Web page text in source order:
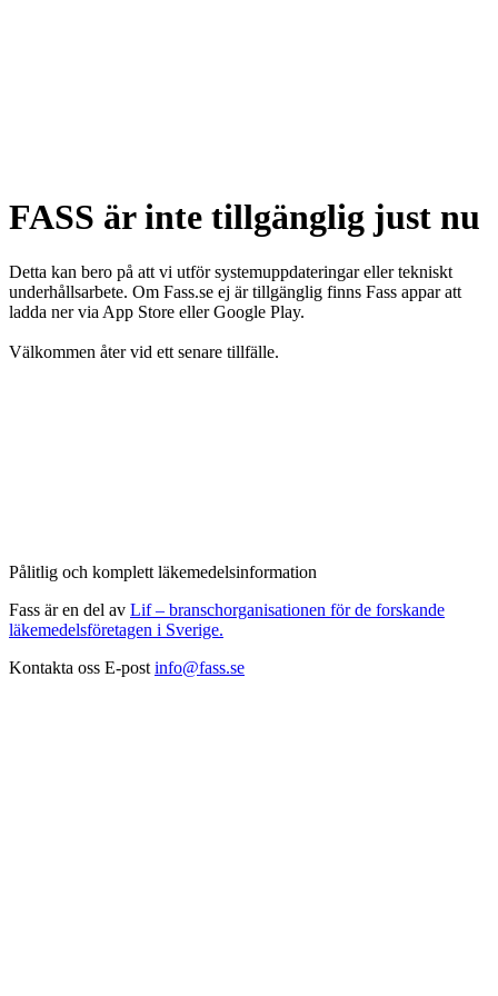
FASS är inte tillgänglig just nu
Detta kan bero på att vi utför systemuppdateringar eller tekniskt
underhållsarbete. Om Fass.se ej är tillgänglig finns Fass appar att
ladda ner via App Store eller Google Play.
Välkommen åter vid ett senare tillfälle.
Pålitlig och komplett läkemedelsinformation
Fass är en del av Lif – branschorganisationen för de forskande
läkemedelsföretagen i Sverige.
Kontakta oss E-post info@fass.se